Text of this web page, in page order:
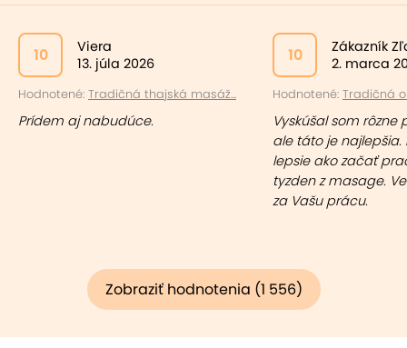
10
Viera
13. júla 2026
Hodnotené: Tradičná thajská masáž...
Prídem aj nabudúce.
10
Zákazník
2. marca
Hodnotené: Tradičná
Vyskúšal som rôzne
ale táto je najlepšia.
lepsie ako začať
tyzden z masage.
za Vašu prácu.
Zobraziť hodnotenia (1 556)